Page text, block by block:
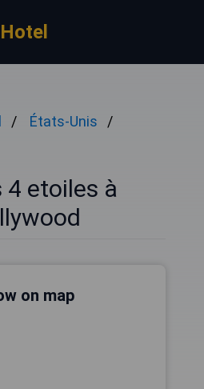
États-Unis
4 etoiles à
on map